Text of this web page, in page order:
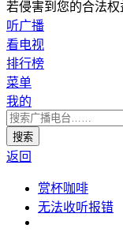
若侵害到您的合法权
听广播
看电视
排行榜
菜单
我的
返回
赏杯咖啡
无法收听报错